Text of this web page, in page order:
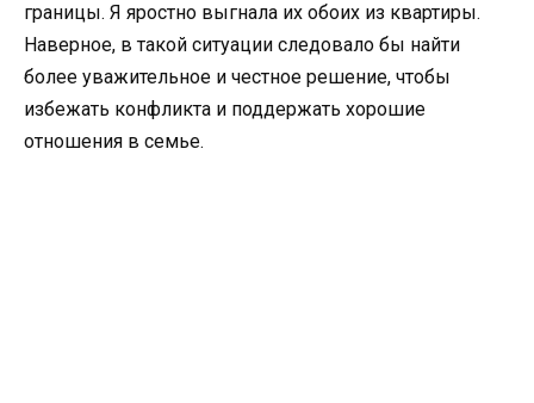
границы. Я яростно выгнала их обоих из квартиры.
Наверное, в такой ситуации следовало бы найти
более уважительное и честное решение, чтобы
избежать конфликта и поддержать хорошие
отношения в семье.